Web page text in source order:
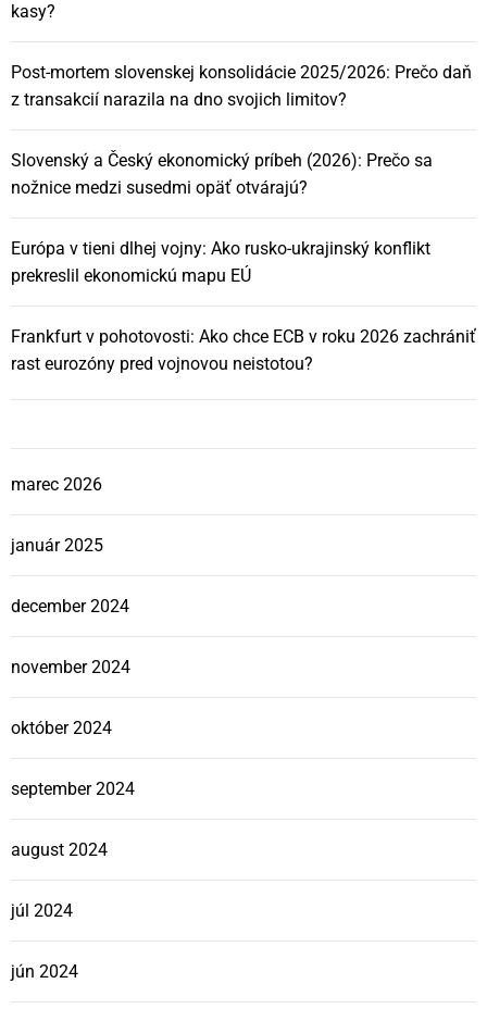
kasy?
Post-mortem slovenskej konsolidácie 2025/2026: Prečo daň
z transakcií narazila na dno svojich limitov?
Slovenský a Český ekonomický príbeh (2026): Prečo sa
nožnice medzi susedmi opäť otvárajú?
Európa v tieni dlhej vojny: Ako rusko-ukrajinský konflikt
prekreslil ekonomickú mapu EÚ
Frankfurt v pohotovosti: Ako chce ECB v roku 2026 zachrániť
rast eurozóny pred vojnovou neistotou?
marec 2026
január 2025
december 2024
november 2024
október 2024
september 2024
august 2024
júl 2024
jún 2024